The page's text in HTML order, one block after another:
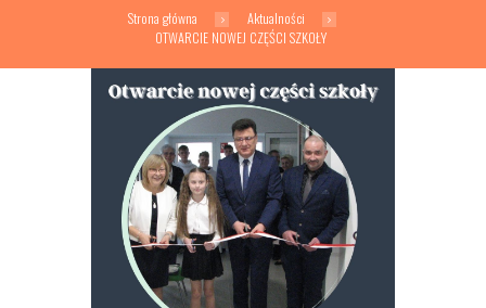
Strona główna
Aktualności
OTWARCIE NOWEJ CZĘŚCI SZKOŁY